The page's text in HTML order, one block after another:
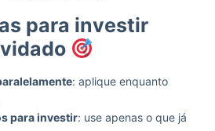
para investir
: aplique enquanto
para investir: use apenas o que já